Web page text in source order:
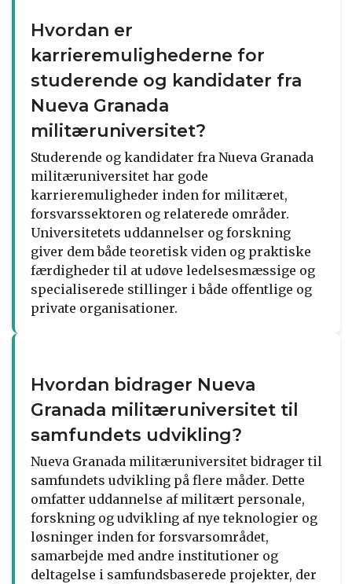
Hvordan er
karrieremulighederne for
studerende og kandidater fra
Nueva Granada
militæruniversitet?
Studerende og kandidater fra Nueva Granada
militæruniversitet har gode
karrieremuligheder inden for militæret,
forsvarssektoren og relaterede områder.
Universitetets uddannelser og forskning
giver dem både teoretisk viden og praktiske
færdigheder til at udøve ledelsesmæssige og
specialiserede stillinger i både offentlige og
private organisationer.
Hvordan bidrager Nueva
Granada militæruniversitet til
samfundets udvikling?
Nueva Granada militæruniversitet bidrager til
samfundets udvikling på flere måder. Dette
omfatter uddannelse af militært personale,
forskning og udvikling af nye teknologier og
løsninger inden for forsvarsområdet,
samarbejde med andre institutioner og
deltagelse i samfundsbaserede projekter, der